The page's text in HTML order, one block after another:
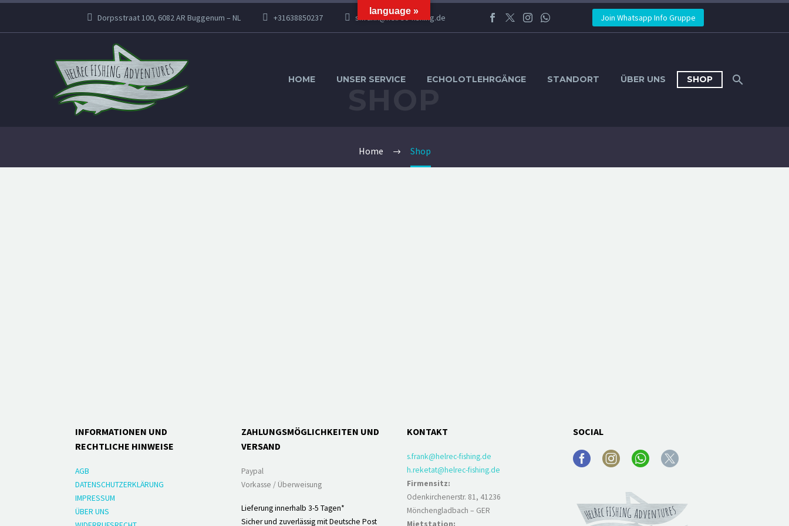
Dorpsstraat 100, 6082 AR Buggenum – NL +31638850237 s.frank@helrec-fishing.de Join Whatsapp Info Gruppe
HOME UNSER SERVICE ECHOLOTLEHRGÄNGE STANDORT ÜBER UNS SHOP
Home Shop
INFORMATIONEN UND
RECHTLICHE HINWEISE
AGB
DATENSCHUTZERKLÄRUNG
IMPRESSUM
ÜBER UNS
ZAHLUNGSMÖGLICHKEITEN UND
VERSAND
Paypal
Vorkasse / Überweisung
Lieferung innerhalb 3-5 Tagen*
Sicher und zuverlässig mit Deutsche Post
KONTAKT
s.frank@helrec-fishing.de
h.reketat@helrec-fishing.de
Firmensitz:
Odenkirchenerstr. 81, 41236
Mönchengladbach – GER
Mietstation:
SOCIAL
language »